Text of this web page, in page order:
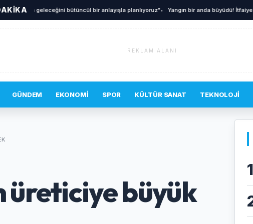
geleceğini bütüncül bir anlayışla planlıyoruz"• Yangın bir anda büyüdü! İtfaiye
REKLAM ALANI
GÜNDEM EKONOMI SPOR KÜLTÜR SANAT TEKNOLOJI
büyük
1